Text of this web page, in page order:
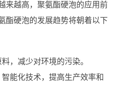
来越高，聚氨酯硬泡的应用前
酯硬泡的发展趋势将朝着以下
，减少对环境的污染。
能化技术，提高生产效率和